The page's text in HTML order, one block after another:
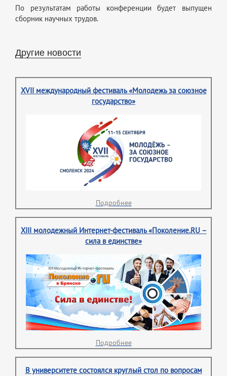
По результатам работы конференции будет выпущен
сборник научных трудов.
Другие новости
XVII международный фестиваль «Молодежь за союзное
государство»
Подробнее
XIII молодежный Интернет-фестиваль «Поколение.RU –
сила в единстве»
Подробнее
В университете состоялся круглый стол по вопросам